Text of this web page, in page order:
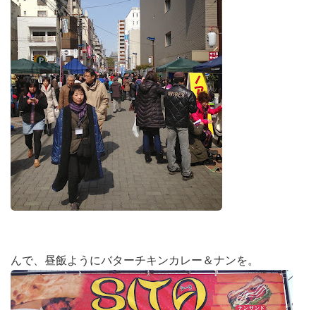
んで、昼飯ようにバターチキンカレー＆ナンを。